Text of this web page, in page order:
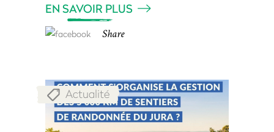
EN SAVOIR PLUS
Share
Actualité